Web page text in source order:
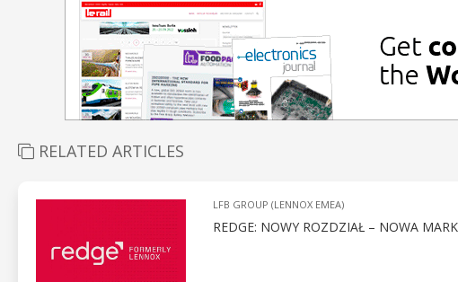
RELATED ARTICLES
LFB GROUP (LENNOX EMEA)
REDGE: NOWY ROZDZIAŁ – NOWA